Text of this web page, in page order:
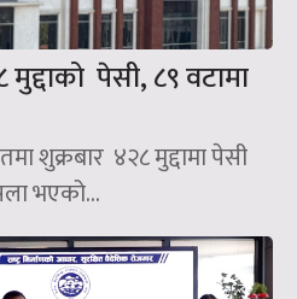
मुद्दाको पेसी, ८९ वटामा
शुक्रबार ४२८ मुद्दामा पेसी
भएको...